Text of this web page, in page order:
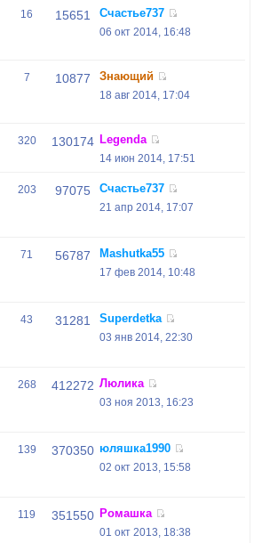
16 15651 Счастье737
06 окт 2014, 16:48
7 10877 Знающий
18 авг 2014, 17:04
320 130174 Legenda
14 июн 2014, 17:51
203 97075 Счастье737
21 апр 2014, 17:07
71 56787 Mashutka55
17 фев 2014, 10:48
43 31281 Superdetka
03 янв 2014, 22:30
268 412272 Люлика
03 ноя 2013, 16:23
139 370350 юляшка1990
02 окт 2013, 15:58
119 351550 Ромашка
01 окт 2013, 18:38